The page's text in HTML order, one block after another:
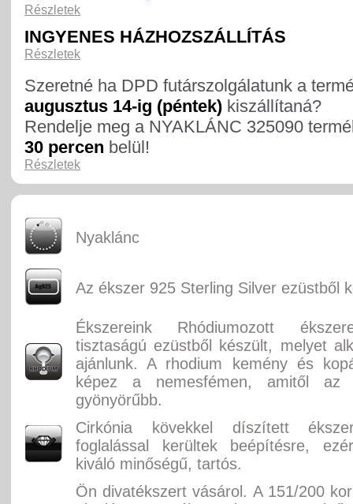
Részletek
INGYENES HÁZHOZSZÁLLÍTÁS
Részletek
Szeretné ha DPD futárszolgálatunk a
augusztus 14-ig (péntek) kiszállítaná?
Rendelje meg a NYAKLÁNC 325090
30 percen belül!
Részletek
Nyaklánc
Az ékszer 925 Sterling Silver ezüstből
Ékszereink Rhódiumozott
tisztaságú ezüstből készült, melyet
ajánlunk. A rhodium kemény és
képez a nemesfémen, amitől az
gyönyörűbb.
Cirkónia kövekkel díszített
foglalással kerültek beépítésre,
kiváló minőségű, tartós.
Ön divatékszert vásárol. A 151/200